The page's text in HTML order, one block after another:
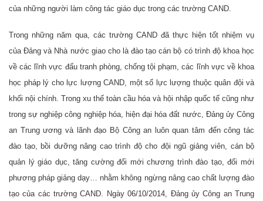
của những người làm công tác giáo dục trong các trường CAND.
Trong những năm qua, các trường CAND đã thực hiện tốt nhiệm vụ
của Đảng và Nhà nước giao cho là đào tạo cán bộ có trình độ khoa học
về các lĩnh vực đấu tranh phòng, chống tội phạm, các lĩnh vực về khoa
học pháp lý cho lực lượng CAND, một số lực lượng thuộc quân đội và
khối nội chính. Trong xu thế toàn cầu hóa và hội nhập quốc tế cũng như
trong sự nghiệp công nghiệp hóa, hiện đại hóa đất nước, Đảng ủy Công
an Trung ương và lãnh đạo Bộ Công an luôn quan tâm đến công tác
đào tạo, bồi dưỡng nâng cao trình độ cho đội ngũ giảng viên, cán bộ
quản lý giáo dục, tăng cường đổi mới chương trình đào tạo, đổi mới
phương pháp giảng dạy… nhằm không ngừng nâng cao chất lượng đào
tạo của các trường CAND. Ngày 06/10/2014, Đảng ủy Công an Trung